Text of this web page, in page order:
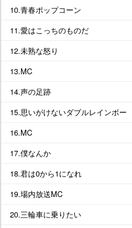
10.青春ポップコーン
11.愛はこっちのものだ
12.未熟な怒り
13.MC
14.声の足跡
15.思いがけないダブルレインボー
16.MC
17.僕なんか
18.君は0から1になれ
19.場内放送MC
20.三輪車に乗りたい